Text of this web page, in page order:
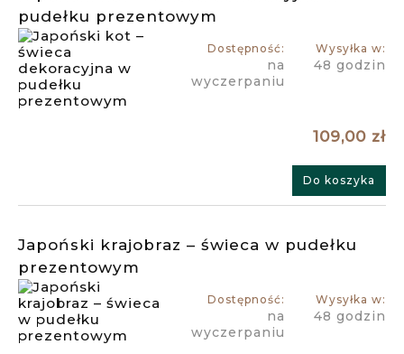
pudełku prezentowym
Dostępność:
na
wyczerpaniu
Wysyłka w:
48 godzin
109,00 zł
Do koszyka
Japoński krajobraz – świeca w pudełku
prezentowym
Dostępność:
na
wyczerpaniu
Wysyłka w:
48 godzin